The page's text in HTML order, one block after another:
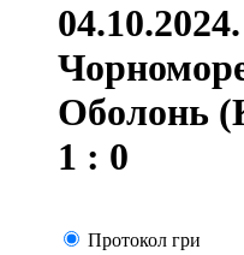
04.10.2024.
Оболонь
1 : 0
Протокол гри